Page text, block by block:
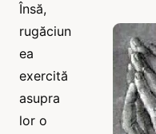
Însă,
rugăciun
ea
exercită
asupra
lor o